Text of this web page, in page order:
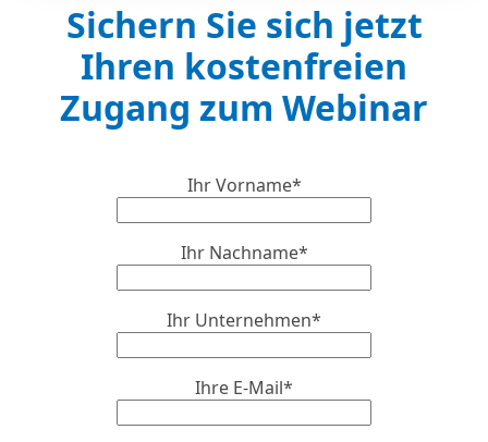
Sichern Sie sich jetzt
Ihren kostenfreien
Zugang zum Webinar
Ihr Vorname*
Ihr Nachname*
Ihr Unternehmen*
Ihre E-Mail*